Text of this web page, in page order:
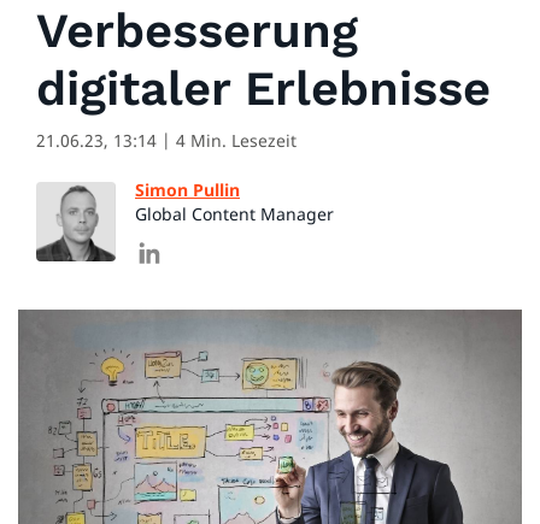
Verbesserung
digitaler Erlebnisse
21.06.23, 13:14 | 4 Min. Lesezeit
Simon Pullin
Global Content Manager